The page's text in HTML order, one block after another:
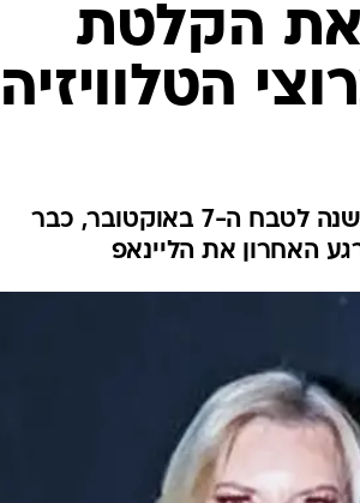
את הקלטת
הטלוויזיה
למרות שהטקס הממשלתי של מירי רגב, במלאת שנה לטבח ה-7 באוקטובר, כבר
האחרון את הליינאפ